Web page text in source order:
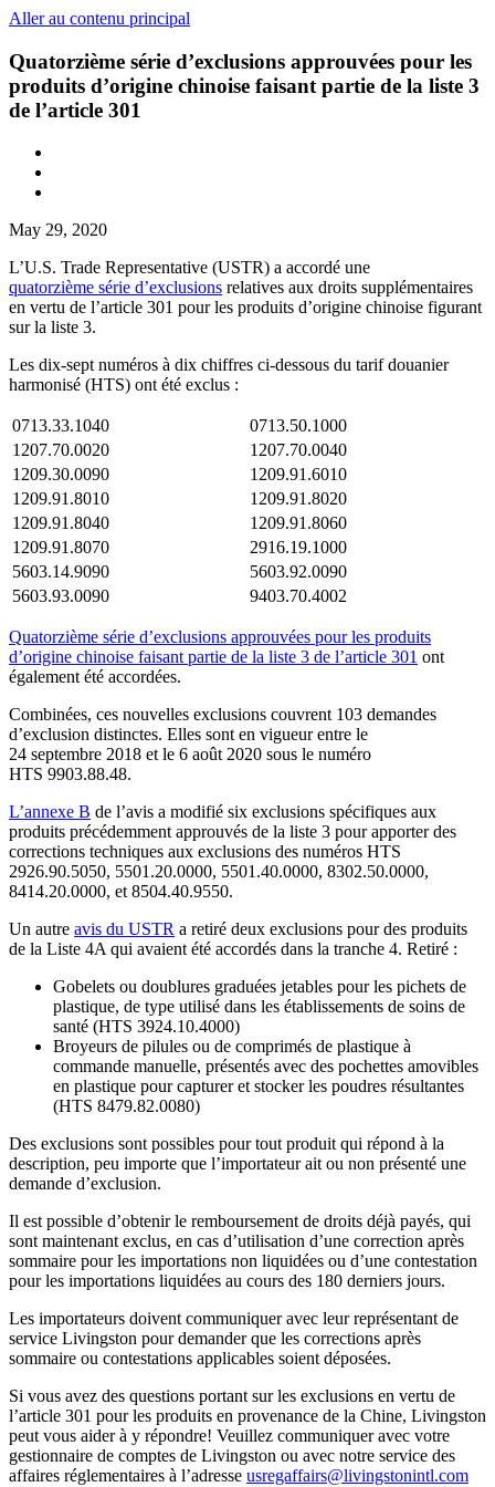
Aller au contenu principal
Quatorzième série d’exclusions approuvées pour les
produits d’origine chinoise faisant partie de la liste 3
de l’article 301
May 29, 2020
L’U.S. Trade Representative (USTR) a accordé une
quatorzième série d’exclusions relatives aux droits supplémentaires
en vertu de l’article 301 pour les produits d’origine chinoise figurant
sur la liste 3.
Les dix-sept numéros à dix chiffres ci-dessous du tarif douanier
harmonisé (HTS) ont été exclus :
0713.33.1040
0713.50.1000
1207.70.0020
1207.70.0040
1209.30.0090
1209.91.6010
1209.91.8010
1209.91.8020
1209.91.8040
1209.91.8060
1209.91.8070
2916.19.1000
5603.14.9090
5603.92.0090
5603.93.0090
9403.70.4002
Quatorzième série d’exclusions approuvées pour les produits
d’origine chinoise faisant partie de la liste 3 de l’article 301 ont
également été accordées.
Combinées, ces nouvelles exclusions couvrent 103 demandes
d’exclusion distinctes. Elles sont en vigueur entre le
24 septembre 2018 et le 6 août 2020 sous le numéro
HTS 9903.88.48.
L’annexe B de l’avis a modifié six exclusions spécifiques aux
produits précédemment approuvés de la liste 3 pour apporter des
corrections techniques aux exclusions des numéros HTS
2926.90.5050, 5501.20.0000, 5501.40.0000, 8302.50.0000,
8414.20.0000, et 8504.40.9550.
Un autre avis du USTR a retiré deux exclusions pour des produits
de la Liste 4A qui avaient été accordés dans la tranche 4. Retiré :
Gobelets ou doublures graduées jetables pour les pichets de
plastique, de type utilisé dans les établissements de soins de
santé (HTS 3924.10.4000)
Broyeurs de pilules ou de comprimés de plastique à
commande manuelle, présentés avec des pochettes amovibles
en plastique pour capturer et stocker les poudres résultantes
(HTS 8479.82.0080)
Des exclusions sont possibles pour tout produit qui répond à la
description, peu importe que l’importateur ait ou non présenté une
demande d’exclusion.
Il est possible d’obtenir le remboursement de droits déjà payés, qui
sont maintenant exclus, en cas d’utilisation d’une correction après
sommaire pour les importations non liquidées ou d’une contestation
pour les importations liquidées au cours des 180 derniers jours.
Les importateurs doivent communiquer avec leur représentant de
service Livingston pour demander que les corrections après
sommaire ou contestations applicables soient déposées.
Si vous avez des questions portant sur les exclusions en vertu de
l’article 301 pour les produits en provenance de la Chine, Livingston
peut vous aider à y répondre! Veuillez communiquer avec votre
gestionnaire de comptes de Livingston ou avec notre service des
affaires réglementaires à l’adresse usregaffairs@livingstonintl.com